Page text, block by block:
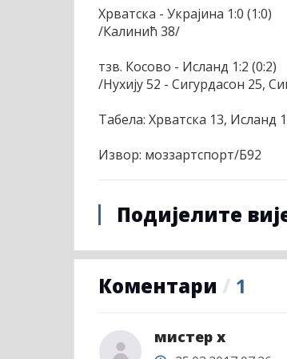
Хрватска - Украјина 1:0 (1:0)
/Калинић 38/
тзв. Косово - Исланд 1:2 (0:2)
/Нухију 52 - Сигурдасон 25,
Табела: Хрватска 13, Исланд
Извор: моззартспорт/Б92
Подијелите
Коментари / 1
мистер x